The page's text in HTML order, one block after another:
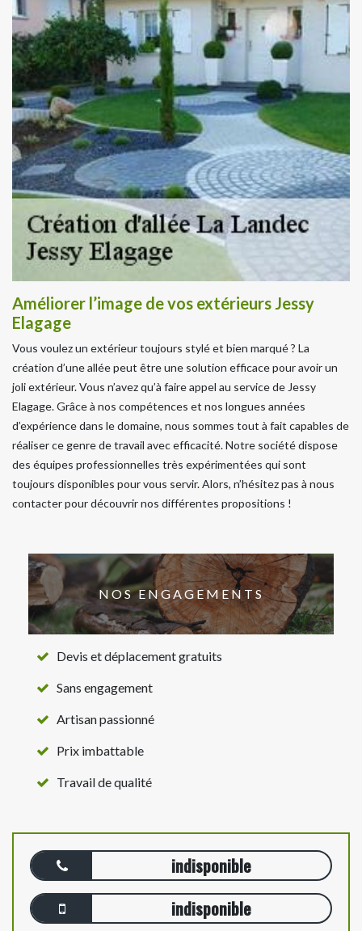
Améliorer l’image de vos extérieurs Jessy
Elagage
Vous voulez un extérieur toujours stylé et bien marqué ? La
création d’une allée peut être une solution efficace pour avoir un
joli extérieur. Vous n’avez qu’à faire appel au service de Jessy
Elagage. Grâce à nos compétences et nos longues années
d’expérience dans le domaine, nous sommes tout à fait capables de
réaliser ce genre de travail avec efficacité. Notre société dispose
des équipes professionnelles très expérimentées qui sont
toujours disponibles pour vous servir. Alors, n’hésitez pas à nous
contacter pour découvrir nos différentes propositions !
NOS ENGAGEMENTS
Devis et déplacement gratuits
Sans engagement
Artisan passionné
Prix imbattable
Travail de qualité
indisponible
indisponible